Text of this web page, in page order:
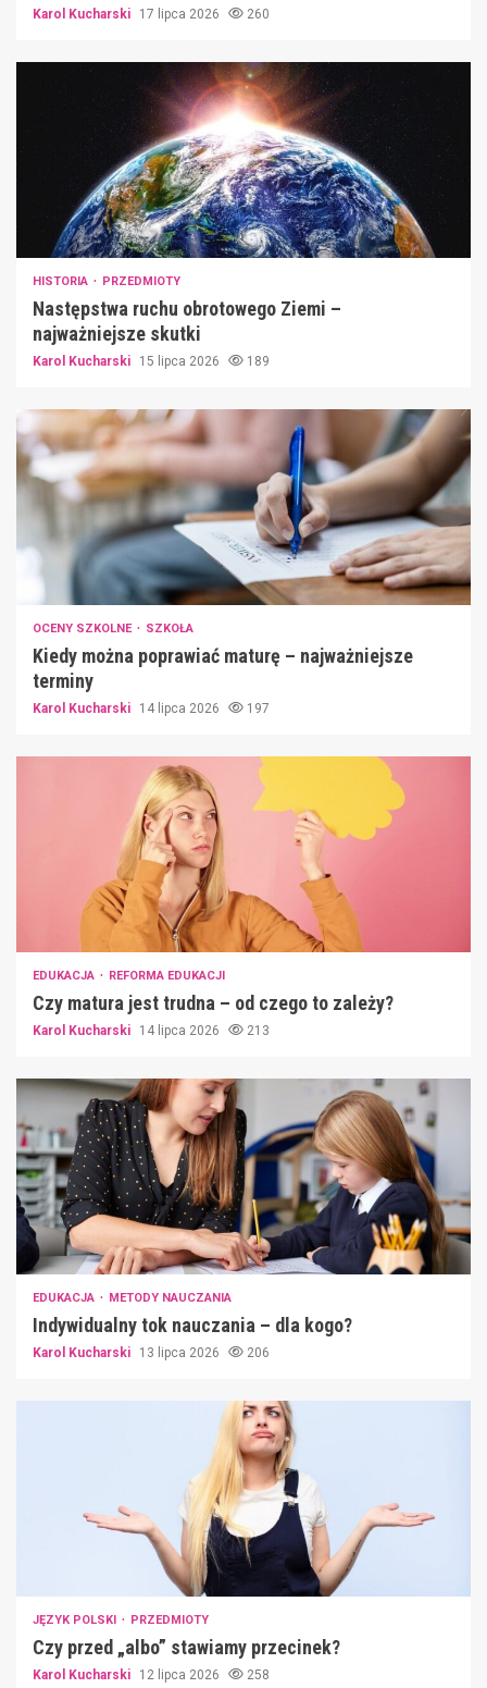
Karol Kucharski 17 lipca 2026 260
HISTORIA PRZEDMIOTY
Następstwa ruchu obrotowego Ziemi –
najważniejsze skutki
Karol Kucharski 15 lipca 2026 189
OCENY SZKOLNE SZKOŁA
Kiedy można poprawiać maturę – najważniejsze
terminy
Karol Kucharski 14 lipca 2026 197
EDUKACJA REFORMA EDUKACJI
Czy matura jest trudna – od czego to zależy?
Karol Kucharski 14 lipca 2026 213
EDUKACJA METODY NAUCZANIA
Indywidualny tok nauczania – dla kogo?
Karol Kucharski 13 lipca 2026 206
JĘZYK POLSKI PRZEDMIOTY
Czy przed „albo” stawiamy przecinek?
Karol Kucharski 12 lipca 2026 258